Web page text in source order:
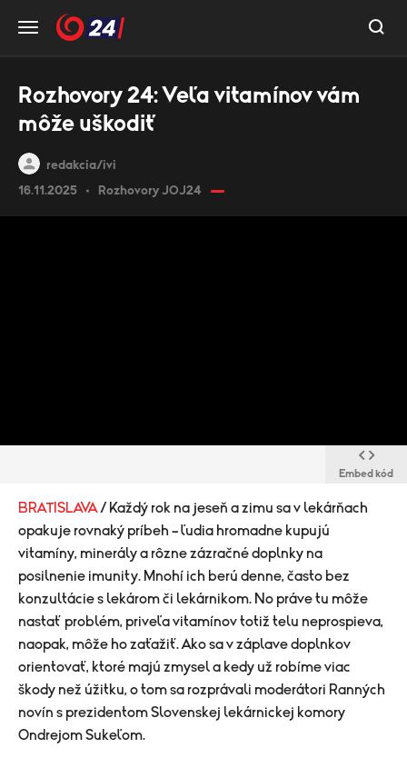
redakcia/ivi
16.11.2025
Rozhovory JOJ24
Rozhovory 24: Veľa vitamínov vám
môže uškodiť
Embed kód
BRATISLAVA / Každý rok na jeseň a zimu sa v lekárňach
opakuje rovnaký príbeh – ľudia hromadne kupujú
vitamíny, minerály a rôzne zázračné doplnky na
posilnenie imunity. Mnohí ich berú denne, často bez
konzultácie s lekárom či lekárnikom. No práve tu môže
nastať problém, priveľa vitamínov totiž telu neprospieva,
naopak, môže ho zaťažiť. Ako sa v záplave doplnkov
orientovať, ktoré majú zmysel a kedy už robíme viac
škody než úžitku, o tom sa rozprávali moderátori Ranných
novín s prezidentom Slovenskej lekárnickej komory
Ondrejom Sukeľom.